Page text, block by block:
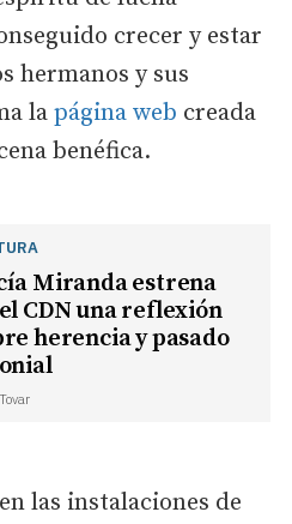
crecer y estar
hermanos y sus
lapágina web creada
benéfica.
Miranda estrena
CDN una reflexión
herencia y pasado
las instalaciones de